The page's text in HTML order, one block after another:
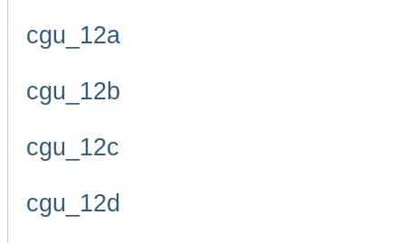
cgu_12a
cgu_12b
cgu_12c
cgu_12d